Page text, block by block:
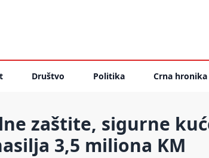
Društvo Politika Crna hronika
zaštite, sigurne
3,5 miliona KM